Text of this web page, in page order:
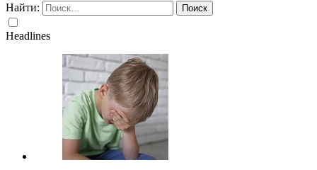
Найти:
Headlines